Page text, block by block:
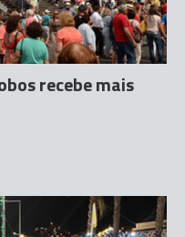
recebe mais